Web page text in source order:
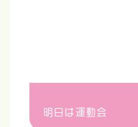
明日は運動会